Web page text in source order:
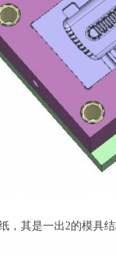
，其是一出2的模具